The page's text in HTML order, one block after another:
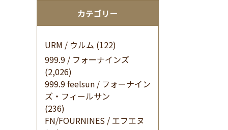
カテゴリー
URM / ウルム (122)
999.9 / フォーナインズ
(2,026)
999.9 feelsun / フォーナイン
ズ・フィールサン
(236)
FN/FOURNINES / エフエヌ